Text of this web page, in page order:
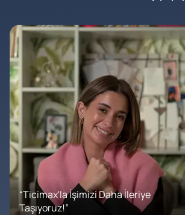
“Ticimax'la İşimizi Daha İleriye
Taşıyoruz!”